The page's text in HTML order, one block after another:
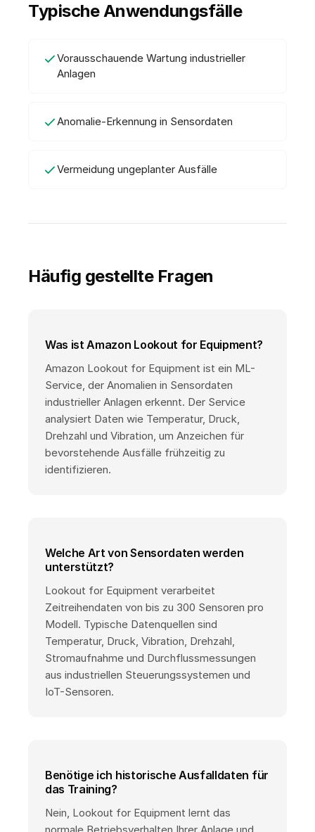
Typische Anwendungsfälle
Vorausschauende Wartung industrieller
Anlagen
Anomalie-Erkennung in Sensordaten
Vermeidung ungeplanter Ausfälle
Häufig gestellte Fragen
Was ist Amazon Lookout for Equipment?
Amazon Lookout for Equipment ist ein ML-
Service, der Anomalien in Sensordaten
industrieller Anlagen erkennt. Der Service
analysiert Daten wie Temperatur, Druck,
Drehzahl und Vibration, um Anzeichen für
bevorstehende Ausfälle frühzeitig zu
identifizieren.
Welche Art von Sensordaten werden
unterstützt?
Lookout for Equipment verarbeitet
Zeitreihendaten von bis zu 300 Sensoren pro
Modell. Typische Datenquellen sind
Temperatur, Druck, Vibration, Drehzahl,
Stromaufnahme und Durchflussmessungen
aus industriellen Steuerungssystemen und
IoT-Sensoren.
Benötige ich historische Ausfalldaten für
das Training?
Nein, Lookout for Equipment lernt das